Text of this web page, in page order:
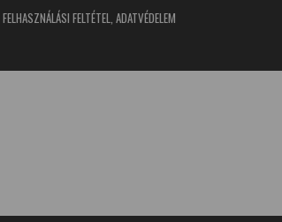
FELHASZNÁLÁSI FELTÉTEL, ADATVÉDELEM